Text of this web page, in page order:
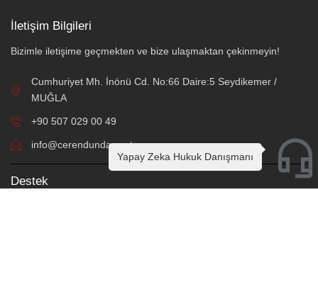
İletişim Bilgileri
Bizimle iletişime geçmekten ve bize ulaşmaktan çekinmeyin!
Cumhuriyet Mh. İnönü Cd. No:66 Daire:5 Seydikemer /
MUĞLA
+90 507 029 00 49
info@cerendundar.av.tr
Destek
Yapay Zeka Hukuk Danışmanı